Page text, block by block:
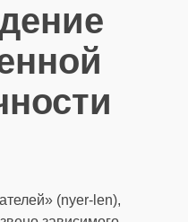
(nyer-len),